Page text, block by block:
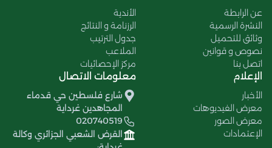
عن الرابطة
النشرة الرسمية
وثائق للتحميل
نصوص و قوانين
اتصل بنا
الأندية
الرزنامة و النتائج
جدول الترتيب
الملاعب
مركز الإحصائيات
الإعلام
الأخبار
معرض الفيديوهات
معرض الصور
الإعتمادات
معلومات الاتصال
شارع فلسطين حي قدماء
المجاهدين غرداية
020740519
القرض الشعبي الجزائري وكالة